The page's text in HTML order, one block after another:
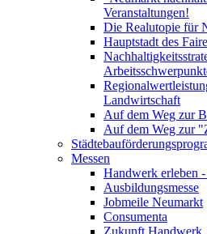
Veranstaltungen!
Die Realutopie für
Hauptstadt des
Landwirtschaft
Auf dem Weg zur
Auf dem Weg zur
Messen
Handwerk erleben
Ausbildungsmesse
Jobmeile Neumarkt
Consumenta
Zukunft Handwerk